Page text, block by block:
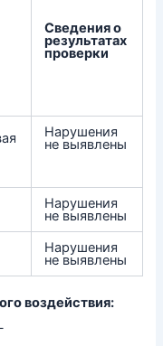
Сведения о
результатах
проверки
Нарушения
не выявлены
Нарушения
не выявлены
Нарушения
не выявлены
воздействия: